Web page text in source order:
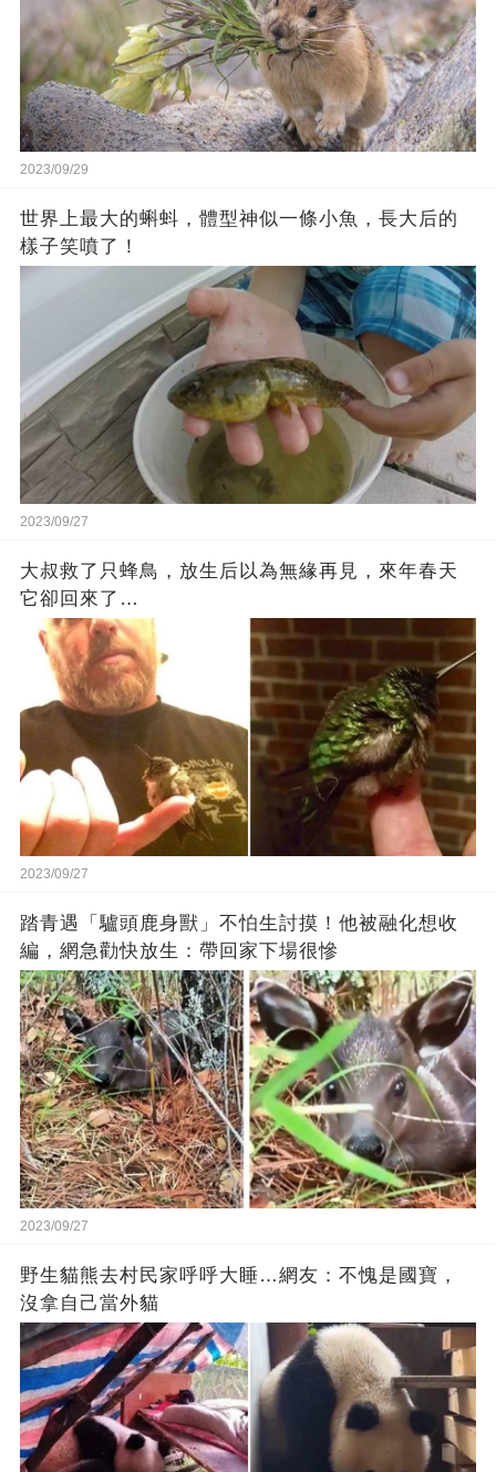
2023/09/29
世界上最大的蝌蚪，體型神似一條小魚，長大后的
樣子笑噴了！
2023/09/27
大叔救了只蜂鳥，放生后以為無緣再見，來年春天
它卻回來了…
2023/09/27
踏青遇「驢頭鹿身獸」不怕生討摸！他被融化想收
編，網急勸快放生：帶回家下場很慘
2023/09/27
野生貓熊去村民家呼呼大睡…網友：不愧是國寶，
沒拿自己當外貓